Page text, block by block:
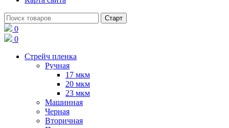
0
0
Стрейч пленка
Ручная
17 мкм
20 мкм
23 мкм
Машинная
Черная
Вторичная